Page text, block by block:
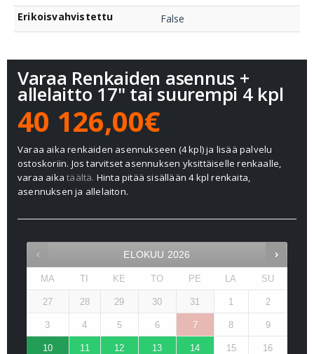
Erikoisvahvistettu
False
Varaa Renkaiden asennus +
allelaitto 17" tai suurempi 4 kpl
40 126,00€
Varaa aika renkaiden asennukseen (4 kpl) ja lisää palvelu
ostoskoriin. Jos tarvitset asennuksen yksittäiselle renkaalle,
varaa aikatäältä. Hinta pitää sisällään 4 kpl renkaita,
asennuksen ja allelaiton.
ELOKUU 2026
MA TI KE TO PE LA SU
27 28 29 30 31 1 2
3 4 5 6 7 8 9
10 11 12 13 14 15 16